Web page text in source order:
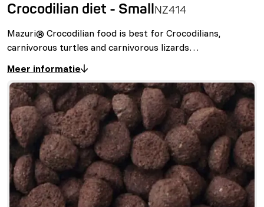
Crocodilian diet - SmallNZ414
Mazuri® Crocodilian food is best for Crocodilians,
carnivorous turtles and carnivorous lizards…
Meer informatie